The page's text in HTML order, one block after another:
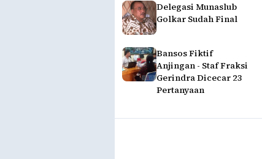
Delegasi Munaslub
Golkar Sudah Final
Bansos Fiktif
Anjingan - Staf Fraksi
Gerindra Dicecar 23
Pertanyaan